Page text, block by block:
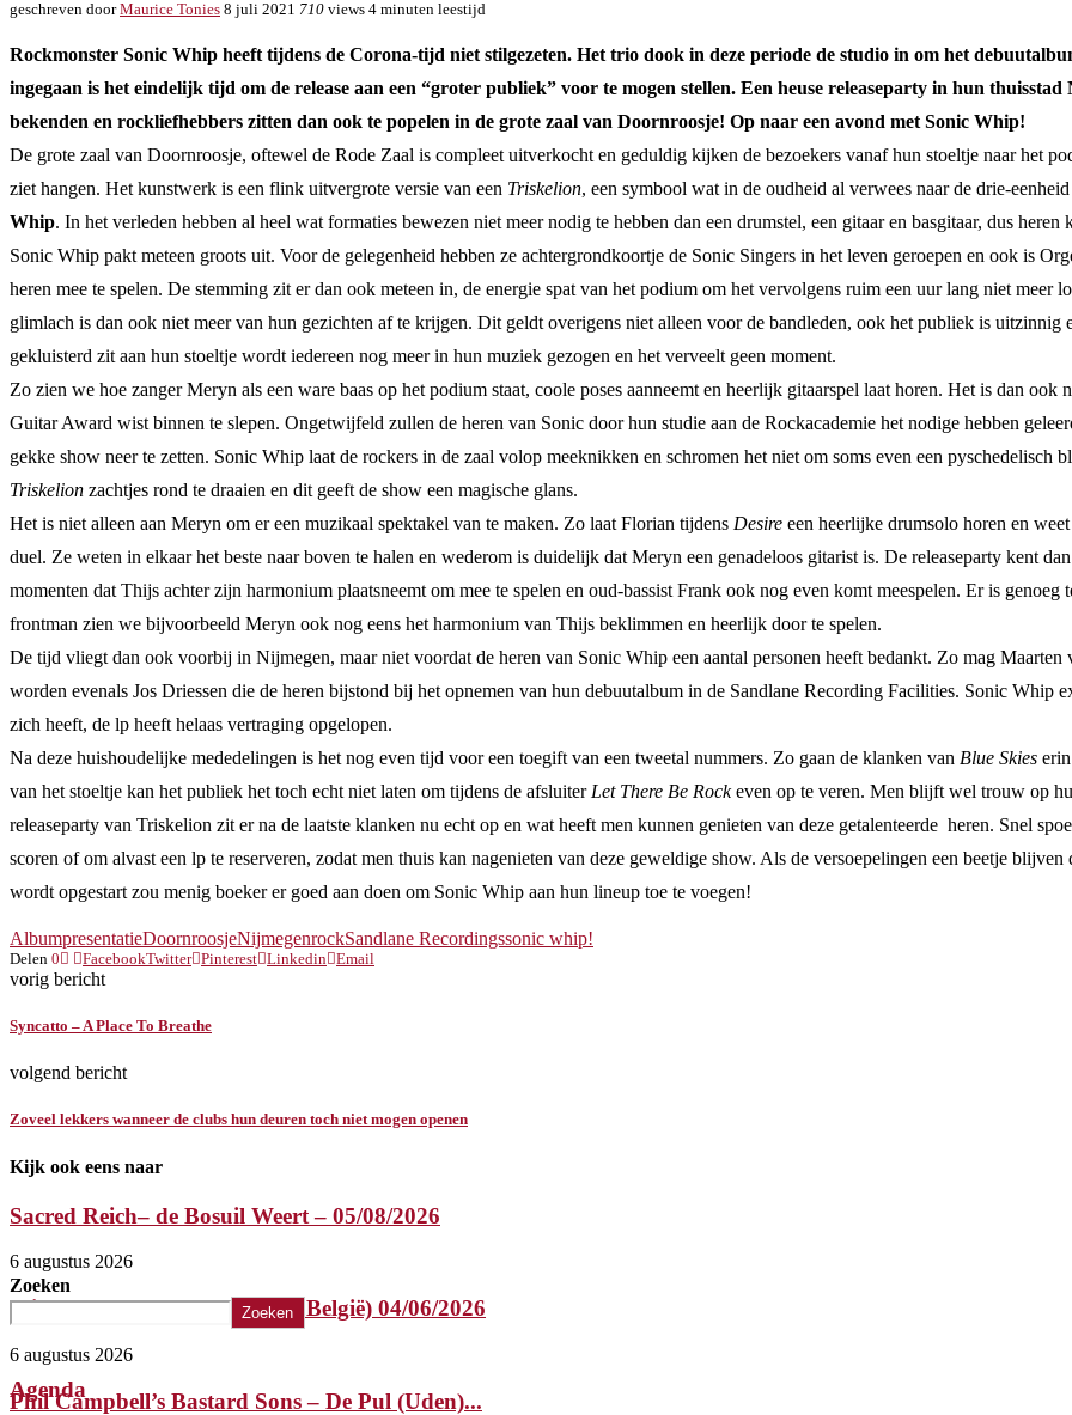
geschreven doorMaurice Tonies 8 juli 2021 710 views 4 minuten leestijd
Rockmonster Sonic Whip heeft tijdens de Corona-tijd niet stilgezeten. Het trio dook in deze periode de studio in om het
ingegaan is het eindelijk tijd om de release aan een “groter publiek” voor te mogen stellen. Een heuse releaseparty in hun
bekenden en rockliefhebbers zitten dan ook te popelen in de grote zaal van Doornroosje! Op naar een avond met Sonic Whip!
De grote zaal van Doornroosje, oftewel de Rode Zaal is compleet uitverkocht en geduldig kijken de bezoekers vanaf hun stoeltje naar het
ziet hangen. Het kunstwerk is een flink uitvergrote versie van een Triskelion, een symbool wat in de oudheid al verwees naar de drie-
Whip. In het verleden hebben al heel wat formaties bewezen niet meer nodig te hebben dan een drumstel, een gitaar en basgitaar, dus heren
Sonic Whip pakt meteen groots uit. Voor de gelegenheid hebben ze achtergrondkoortje de Sonic Singers in het leven geroepen en ook is
heren mee te spelen. De stemming zit er dan ook meteen in, de energie spat van het podium om het vervolgens ruim een uur lang niet meer
glimlach is dan ook niet meer van hun gezichten af te krijgen. Dit geldt overigens niet alleen voor de bandleden, ook het publiek is
gekluisterd zit aan hun stoeltje wordt iedereen nog meer in hun muziek gezogen en het verveelt geen moment.
Zo zien we hoe zanger Meryn als een ware baas op het podium staat, coole poses aanneemt en heerlijk gitaarspel laat horen. Het is dan
Guitar Award wist binnen te slepen. Ongetwijfeld zullen de heren van Sonic door hun studie aan de Rockacademie het nodige hebben
gekke show neer te zetten. Sonic Whip laat de rockers in de zaal volop meeknikken en schromen het niet om soms even een
Triskelion zachtjes rond te draaien en dit geeft de show een magische glans.
Het is niet alleen aan Meryn om er een muzikaal spektakel van te maken. Zo laat Florian tijdens Desire een heerlijke drumsolo horen en
duel. Ze weten in elkaar het beste naar boven te halen en wederom is duidelijk dat Meryn een genadeloos gitarist is. De releaseparty kent
momenten dat Thijs achter zijn harmonium plaatsneemt om mee te spelen en oud-bassist Frank ook nog even komt meespelen. Er is
frontman zien we bijvoorbeeld Meryn ook nog eens het harmonium van Thijs beklimmen en heerlijk door te spelen.
De tijd vliegt dan ook voorbij in Nijmegen, maar niet voordat de heren van Sonic Whip een aantal personen heeft bedankt. Zo mag
worden evenals Jos Driessen die de heren bijstond bij het opnemen van hun debuutalbum in de Sandlane Recording Facilities. Sonic Whip
zich heeft, de lp heeft helaas vertraging opgelopen.
Na deze huishoudelijke mededelingen is het nog even tijd voor een toegift van een tweetal nummers. Zo gaan de klanken van Blue Skies
van het stoeltje kan het publiek het toch echt niet laten om tijdens de afsluiter Let There Be Rockeven op te veren. Men blijft wel trouw op
releaseparty van Triskelion zit er na de laatste klanken nu echt op en wat heeft men kunnen genieten van deze getalenteerde heren. Snel
scoren of om alvast een lp te reserveren, zodat men thuis kan nagenieten van deze geweldige show. Als de versoepelingen een beetje
wordt opgestart zou menig boeker er goed aan doen om Sonic Whip aan hun lineup toe te voegen!
AlbumpresentatieDoornroosjeNijmegenrockSandlane Recordingssonic whip!
Delen 0 FacebookTwitter Pinterest Linkedin Email
vorig bericht
Syncatto – A Place To Breathe
volgend bericht
Zoveel lekkers wanneer de clubs hun deuren toch niet mogen openen
Kijk ook eens naar
Sacred Reich– de Bosuil Weert – 05/08/2026
6 augustus 2026
Misery Index – Elpee (Deinze, België) 04/06/2026
6 augustus 2026
Phil Campbell’s Bastard Sons – De Pul (Uden)...
Zoeken
Zoeken
Agenda